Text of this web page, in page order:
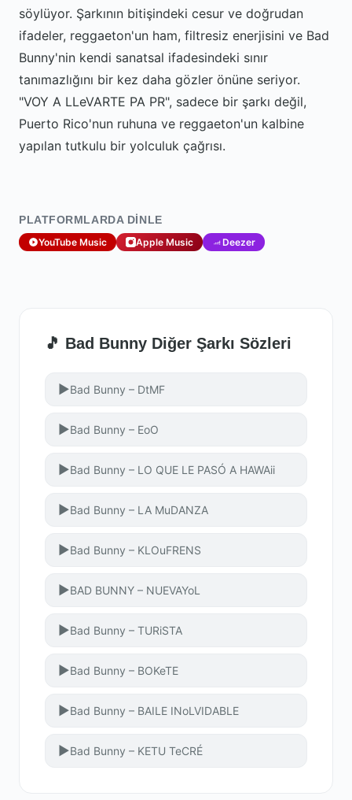
söylüyor. Şarkının bitişindeki cesur ve doğrudan
ifadeler, reggaeton'un ham, filtresiz enerjisini ve Bad
Bunny'nin kendi sanatsal ifadesindeki sınır
tanımazlığını bir kez daha gözler önüne seriyor.
"VOY A LLeVARTE PA PR", sadece bir şarkı değil,
Puerto Rico'nun ruhuna ve reggaeton'un kalbine
yapılan tutkulu bir yolculuk çağrısı.
PLATFORMLARDA DINLE
YouTube Music Apple Music Deezer
🎵 Bad Bunny Diğer Şarkı Sözleri
▶Bad Bunny – DtMF
▶Bad Bunny – EoO
▶Bad Bunny – LO QUE LE PASÓ A HAWAii
▶Bad Bunny – LA MuDANZA
▶Bad Bunny – KLOuFRENS
▶BAD BUNNY – NUEVAYoL
▶Bad Bunny – TURiSTA
▶Bad Bunny – BOKeTE
▶Bad Bunny – BAILE INoLVIDABLE
▶Bad Bunny – KETU TeCRÉ